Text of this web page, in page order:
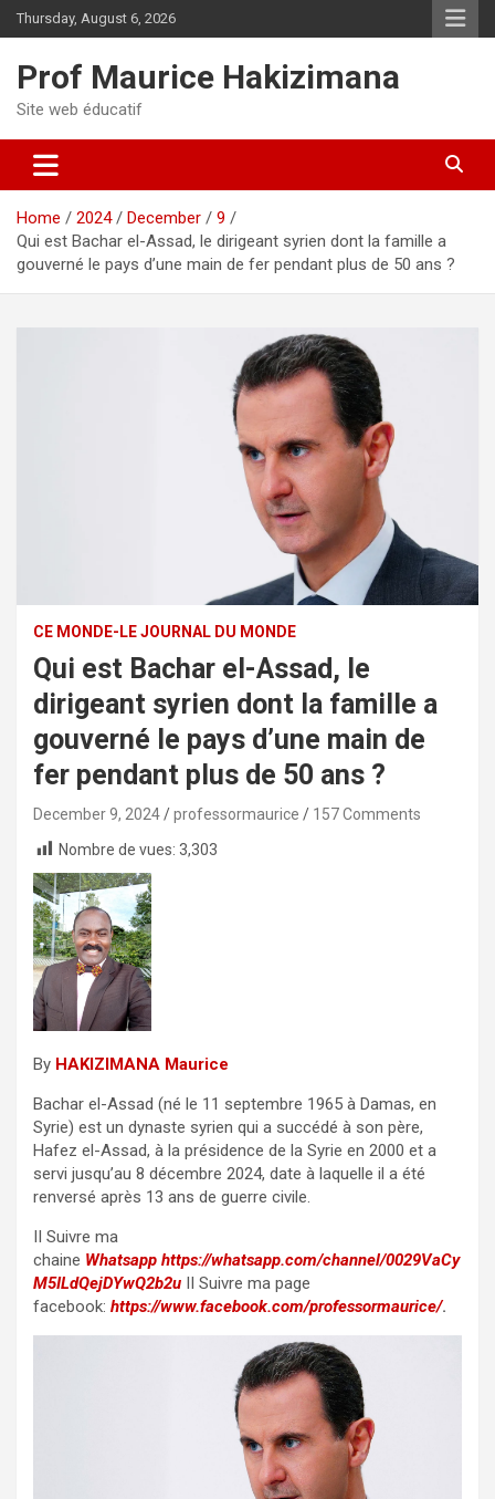
Skip
to
Thursday, August 6, 2026
Prof Maurice Hakizimana
Site web éducatif
Home 2024 December
9
Qui est Bachar el-Assad, le dirigeant syrien dont la famille a
gouverné le pays d’une main de fer pendant plus de 50 ans ?
CE MONDE-LE JOURNAL DU MONDE
Qui est Bachar el-Assad, le
dirigeant syrien dont la famille a
gouverné le pays d’une main de
fer pendant plus de 50 ans ?
December 9, 2024 professormaurice
157 Comments
Nombre de vues: 3,303
By HAKIZIMANA Maurice
Bachar el-Assad (né le 11 septembre 1965 à Damas, en
Syrie) est un dynaste syrien qui a succédé à son père,
Hafez el-Assad, à la présidence de la Syrie en 2000 et a
servi jusqu’au 8 décembre 2024, date à laquelle il a été
renversé après 13 ans de guerre civile.
II Suivre ma
chaine Whatsapp https://whatsapp.com/channel/0029VaCy
M5ILdQejDYwQ2b2u II Suivre ma page
facebook: https://www.facebook.com/professormaurice/.